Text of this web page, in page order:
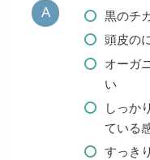
黒のチ
頭皮の
オーガ
い
しっか
ている
すっき